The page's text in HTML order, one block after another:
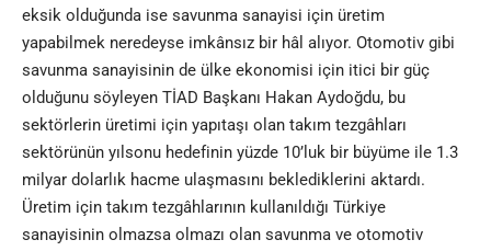
eksik olduğunda ise savunma sanayisi için üretim
yapabilmek neredeyse imkânsız bir hâl alıyor. Otomotiv gibi
savunma sanayisinin de ülke ekonomisi için itici bir güç
olduğunu söyleyen TİAD Başkanı Hakan Aydoğdu, bu
sektörlerin üretimi için yapıtaşı olan takım tezgâhları
sektörünün yılsonu hedefinin yüzde 10’luk bir büyüme ile 1.3
milyar dolarlık hacme ulaşmasını beklediklerini aktardı.
Üretim için takım tezgâhlarının kullanıldığı Türkiye
sanayisinin olmazsa olmazı olan savunma ve otomotiv